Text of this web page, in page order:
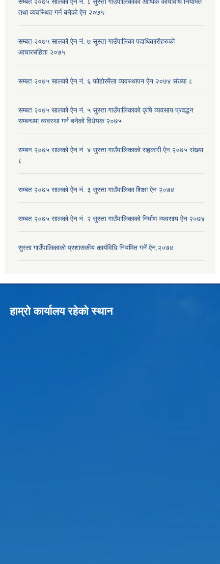
सम्बत २०७५ सालको ऐन नं. ८ सुस्ता गाउँपालिकाको आर्थिक कार्यविधि नियमित
तथा व्यवस्थित गर्न बनेको ऐन २०७५
सम्बत २०७५ सालको ऐन नं. ७ सुस्ता गाउँपालिका पदाधिकारीहरुको
आचारसंहिता २०७५
सम्बत २०७५ सालको ऐन नं. ६ फोहोरमैला व्यवस्थापन ऐन २०७४ संख्या ८
सम्बत २०७५ सालको ऐन नं. ५ सुस्ता गाउँपालिकाको कृषि व्यवसाय प्रवद्धन
सम्बन्धमा व्यवस्था गर्न बनेको विधेयक २०७५
सम्बन २०७५ सालको ऐन नं. ४ सुस्ता गाउँपालिकाको सहकारी ऐन २०७५ संख्या
८
सम्बत २०७५ सालको ऐन नं. ३ सुस्ता गाउँपालिका शिक्षा ऐन २०७४
सम्बत २०७५ सालको ऐन नं. २ सुस्ता गाउँपालिकाको निर्माण व्यवसाय ऐन २०७४
सुस्ता गाउँपालिकाको प्रशासकीय कार्यविधि नियमित गर्ने ऐन,२०७४
हाम्रो कार्यालय रहेको स्थान